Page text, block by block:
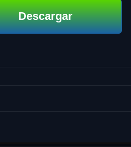
Descargar